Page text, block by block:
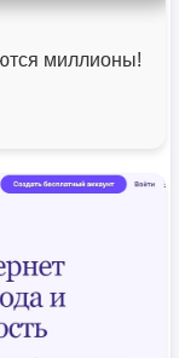
миллионы!